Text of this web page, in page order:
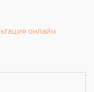
онлайн